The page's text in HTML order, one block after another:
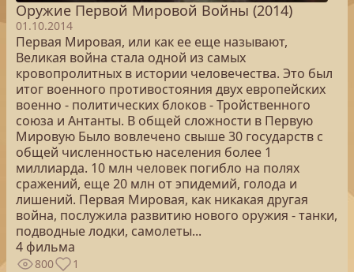
Оружие Первой Мировой Войны (2014)
01.10.2014
Первая Мировая, или как ее еще называют,
Великая война стала одной из самых
кровопролитных в истории человечества. Это был
итог военного противостояния двух европейских
военно - политических блоков - Тройственного
союза и Антанты. В общей сложности в Первую
Мировую Было вовлечено свыше 30 государств с
общей численностью населения более 1
миллиарда. 10 млн человек погибло на полях
сражений, еще 20 млн от эпидемий, голода и
лишений. Первая Мировая, как никакая другая
война, послужила развитию нового оружия - танки,
подводные лодки, самолеты...
4 фильма
800 1